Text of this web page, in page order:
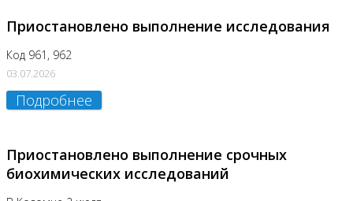
Приостановлено выполнение исследования
Код 961, 962
03.07.2026
Подробнее
Приостановлено выполнение срочных
биохимических исследований